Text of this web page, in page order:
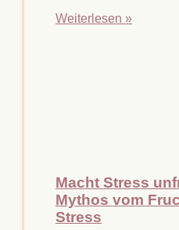
Weiterlesen »
Macht Stress
Mythos vom
Stress